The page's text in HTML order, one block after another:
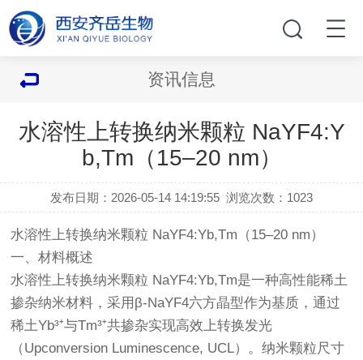
资讯信息
水溶性上转换纳米颗粒 NaYF4:Y
b,Tm（15–20 nm）
发布日期：2026-05-14 14:19:55 浏览次数： 1023
水溶性上转换纳米颗粒 NaYF4:Yb,Tm（15–20 nm）
一、材料概述
水溶性上转换纳米颗粒 NaYF4:Yb,Tm是一种高性能稀土
掺杂纳米材料，采用β-NaYF4六方晶型作为基质，通过
稀土Yb³⁺与Tm³⁺共掺杂实现高效上转换发光
（Upconversion Luminescence, UCL）。纳米颗粒尺寸